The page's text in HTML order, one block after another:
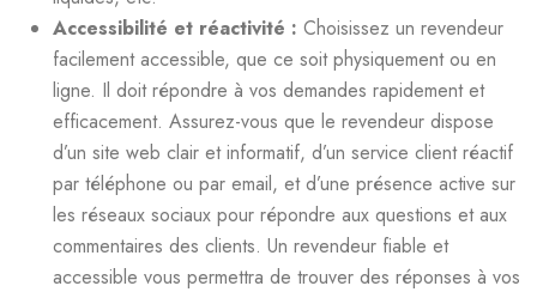
Accessibilité et réactivité : Choisissez un revendeur
facilement accessible, que ce soit physiquement ou en
ligne. Il doit répondre à vos demandes rapidement et
efficacement. Assurez-vous que le revendeur dispose
d’un site web clair et informatif, d’un service client réactif
par téléphone ou par email, et d’une présence active sur
les réseaux sociaux pour répondre aux questions et aux
commentaires des clients. Un revendeur fiable et
accessible vous permettra de trouver des réponses à vos